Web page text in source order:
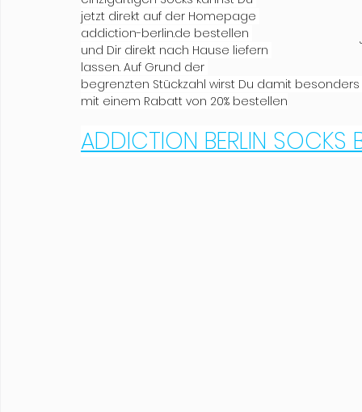
jetzt direkt auf der Homepage
addiction-berlin.de bestellen
und Dir direkt nach Hause liefern
lassen. Auf Grund der
begrenzten Stückzahl wirst Du damit besonders
mit einem Rabatt von 20% bestellen
ADDICTION BERLIN SOCKS